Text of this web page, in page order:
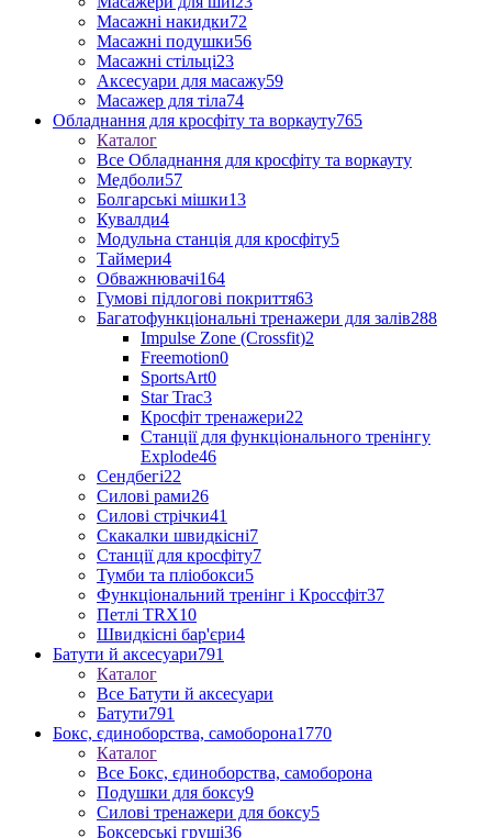
Масажні накидки72
Масажні подушки56
Масажні стільці23
Аксесуари для масажу59
Масажер для тіла74
Обладнання для кросфіту та воркауту765
Каталог
Все Обладнання для кросфіту та воркауту
Медболи57
Болгарські мішки13
Кувалди4
Модульна станція для кросфіту5
Таймери4
Обважнювачі164
Гумові підлогові покриття63
Багатофункціональні тренажери для залів288
Impulse Zone (Crossfit)2
Freemotion0
SportsArt0
Star Trac3
Кросфіт тренажери22
Станції для функціонального тренінгу
Explode46
Сендбегі22
Силові рами26
Силові стрічки41
Скакалки швидкісні7
Станції для кросфіту7
Тумби та пліобокси5
Функціональний тренінг і Кроссфіт37
Петлі TRX10
Швидкісні бар'єри4
Батути й аксесуари791
Каталог
Все Батути й аксесуари
Батути791
Бокс, єдиноборства, самоборона1770
Каталог
Все Бокс, єдиноборства, самоборона
Подушки для боксу9
Силові тренажери для боксу5
Боксерські груші36